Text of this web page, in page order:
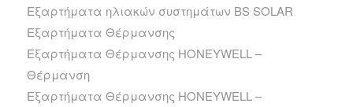
Εξαρτήματα ηλιακών συστημάτων BS SOLAR
Εξαρτήματα Θέρμανσης
Εξαρτήματα Θέρμανσης HONEYWELL –
Θέρμανση
Εξαρτήματα Θέρμανσης HONEYWELL –